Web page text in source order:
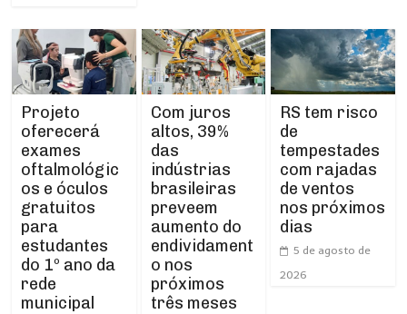
Projeto
oferecerá
exames
oftalmológic
os e óculos
gratuitos
para
estudantes
do 1º ano da
rede
municipal
Com juros
altos, 39%
das
indústrias
brasileiras
preveem
aumento do
endividament
o nos
próximos
três meses
RS tem risco
de
tempestades
com rajadas
de ventos
nos próximos
dias
5 de agosto de
2026